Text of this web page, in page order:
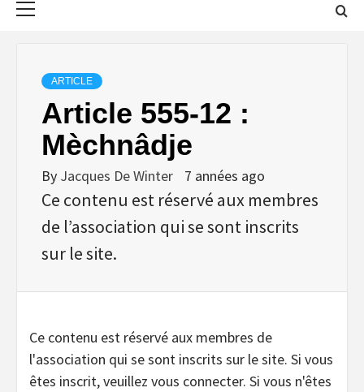
ARTICLE
Article 555-12 :
Mèchnâdje
By Jacques De Winter 7 années ago
Ce contenu est réservé aux membres
de l’association qui se sont inscrits
sur le site.
Ce contenu est réservé aux membres de
l'association qui se sont inscrits sur le site. Si vous
êtes inscrit, veuillez vous connecter. Si vous n'êtes